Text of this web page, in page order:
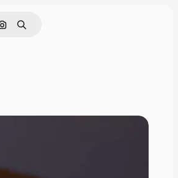
Rechercher par image
Rechercher